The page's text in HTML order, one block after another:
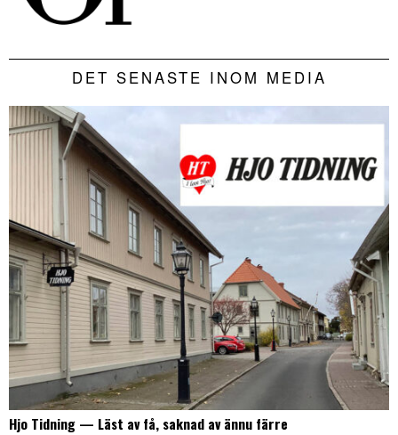
DET SENASTE INOM MEDIA
Hjo Tidning — Läst av få, saknad av ännu färre